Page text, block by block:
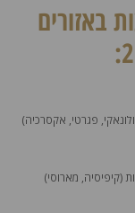
באזורים